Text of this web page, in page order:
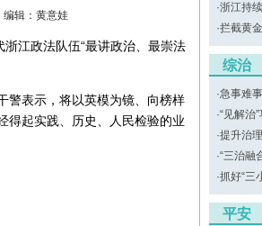
辑：黄意娃
江政法队伍“最讲政治、最崇法
警表示，将以英模为镜、向榜样
得起实践、历史、人民检验的业
·浙江持
·拦截黄
综治
·急事难
·“见解治
·提升治
·“三治融
·抓好“三
平安